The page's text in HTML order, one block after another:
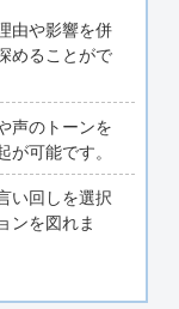
由や影響を併
めることがで
声のトーンを
可能です。
い回しを選択
ンを図れま